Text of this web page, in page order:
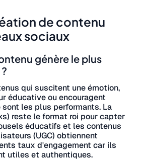
de contenu
sociaux
génère le plus
qui suscitent une émotion,
éducative ou encouragent
les plus performants. La
reste le format roi pour capter
éducatifs et les contenus
(UGC) obtiennent
taux d'engagement car ils
utiles et authentiques.